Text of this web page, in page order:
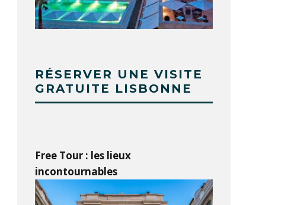
RÉSERVER UNE VISITE
GRATUITE LISBONNE
Free Tour : les lieux
incontournables